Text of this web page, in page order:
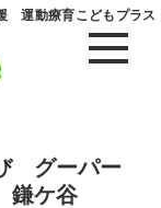
運動療育こどもプラス
グーパー
ケ谷